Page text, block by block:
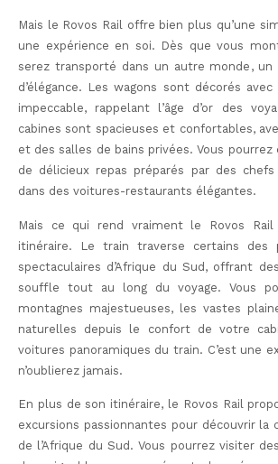
Mais le Rovos Rail offre bien plus qu’une
une expérience en soi. Dès que vous
serez transporté dans un autre monde,
d’élégance. Les wagons sont décorés
impeccable, rappelant l’âge d’or des
cabines sont spacieuses et confortables,
et des salles de bains privées. Vous
de délicieux repas préparés par des
dans des voitures-restaurants élégantes.
Mais ce qui rend vraiment le Rovos Rail
itinéraire. Le train traverse certains des
spectaculaires d’Afrique du Sud, offrant
souffle tout au long du voyage. Vous
montagnes majestueuses, les vastes
naturelles depuis le confort de votre
voitures panoramiques du train. C’est une
n’oublierez jamais.
En plus de son itinéraire, le Rovos Rail
excursions passionnantes pour découvrir la
de l’Afrique du Sud. Vous pourrez visiter